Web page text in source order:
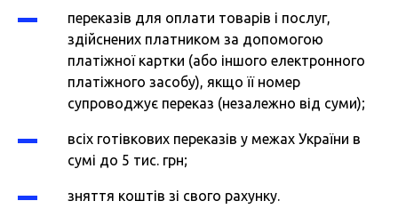
переказів для оплати товарів і послуг,
здійснених платником за допомогою
платіжної картки (або іншого електронного
платіжного засобу), якщо її номер
супроводжує переказ (незалежно від суми);
всіх готівкових переказів у межах України в
сумі до 5 тис. грн;
зняття коштів зі свого рахунку.